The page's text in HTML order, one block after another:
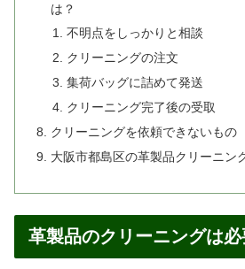
は？
不明点をしっかりと相談
クリーニングの注文
集荷バッグに詰めて発送
クリーニング完了後の受取
クリーニングを依頼できないもの
大阪市都島区の革製品クリーニン
革製品のクリーニングは必